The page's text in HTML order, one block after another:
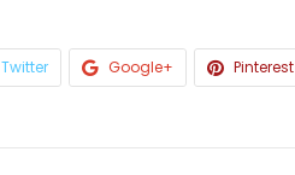
Twitter Google+ Pinterest